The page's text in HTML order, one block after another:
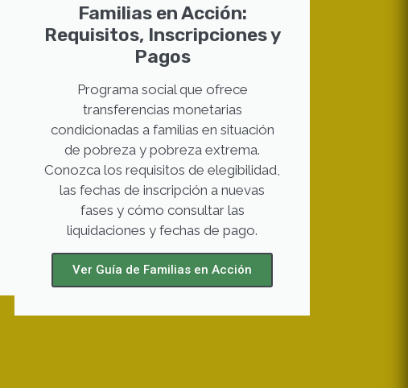
Familias en Acción:
Requisitos, Inscripciones y
Pagos
Programa social que ofrece
transferencias monetarias
condicionadas a familias en situación
de pobreza y pobreza extrema.
Conozca los requisitos de elegibilidad,
las fechas de inscripción a nuevas
fases y cómo consultar las
liquidaciones y fechas de pago.
Ver Guía de Familias en Acción